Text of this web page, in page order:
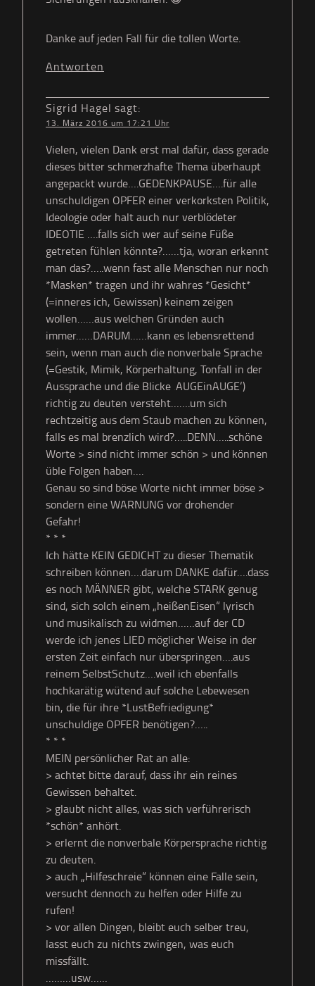
Danke auf jeden Fall für die tollen Worte.
Antworten
Sigrid Hagel sagt:
13. März 2016 um 17:21 Uhr
Vielen, vielen Dank erst mal dafür, dass gerade
dieses bitter schmerzhafte Thema überhaupt
angepackt wurde….GEDENKPAUSE….für alle
unschuldigen OPFER einer verkorksten Politik,
Ideologie oder halt auch nur verblödeter
IDEOTIE ….falls sich wer auf seine Füße
getreten fühlen könnte?……tja, woran erkennt
man das?…..wenn fast alle Menschen nur noch
*Masken* tragen und ihr wahres *Gesicht*
(=inneres ich, Gewissen) keinem zeigen
wollen……aus welchen Gründen auch
immer……DARUM……kann es lebensrettend
sein, wenn man auch die nonverbale Sprache
(=Gestik, Mimik, Körperhaltung, Tonfall in der
Aussprache und die Blicke ‚AUGEinAUGE‘)
richtig zu deuten versteht…….um sich
rechtzeitig aus dem Staub machen zu können,
falls es mal brenzlich wird?…..DENN…..schöne
Worte > sind nicht immer schön > und können
üble Folgen haben….
Genau so sind böse Worte nicht immer böse >
sondern eine WARNUNG vor drohender
Gefahr!
* * *
Ich hätte KEIN GEDICHT zu dieser Thematik
schreiben können….darum DANKE dafür….dass
es noch MÄNNER gibt, welche STARK genug
sind, sich solch einem „heißenEisen“ lyrisch
und musikalisch zu widmen……auf der CD
werde ich jenes LIED möglicher Weise in der
ersten Zeit einfach nur überspringen….aus
reinem SelbstSchutz….weil ich ebenfalls
hochkarätig wütend auf solche Lebewesen
bin, die für ihre *LustBefriedigung*
unschuldige OPFER benötigen?…..
* * *
MEIN persönlicher Rat an alle:
> achtet bitte darauf, dass ihr ein reines
Gewissen behaltet.
> glaubt nicht alles, was sich verführerisch
*schön* anhört.
> erlernt die nonverbale Körpersprache richtig
zu deuten.
> auch „Hilfeschreie“ können eine Falle sein,
versucht dennoch zu helfen oder Hilfe zu
rufen!
> vor allen Dingen, bleibt euch selber treu,
lasst euch zu nichts zwingen, was euch
missfällt.
………usw……